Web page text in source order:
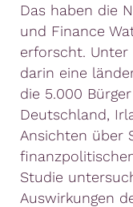
Das haben die
und Finance
erforscht.
darin eine
die 5.000
Deutschland,
Ansichten über
Studie
Auswirkungen